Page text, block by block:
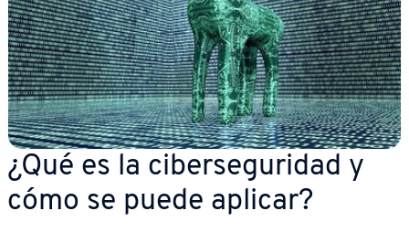
¿Qué es la ci­be­r­se­gu­ri­dad y
cómo se puede aplicar?